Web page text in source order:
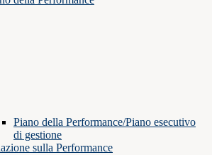
Piano della Performance/Piano esecutivo
di gestione
sulla Performance